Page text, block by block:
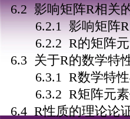
6.2 影响矩阵R相关
6.2.1 影响矩阵R
6.2.2 R的矩阵元
6.3 关于R的数学特
6.3.1 R数学特性
6.3.2 R矩阵元素
6.4 R性质的理论论